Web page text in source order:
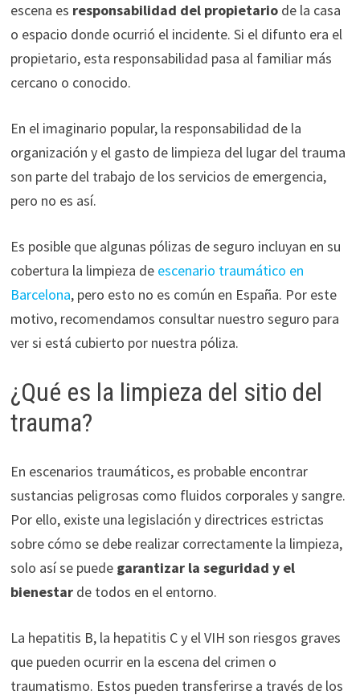
escena es responsabilidad del propietariode la casa
o espacio donde ocurrió el incidente. Si el difunto era el
propietario, esta responsabilidad pasa al familiar más
cercano o conocido.
En el imaginario popular, la responsabilidad de la
organización y el gasto de limpieza del lugar del trauma
son parte del trabajo de los servicios de emergencia,
pero no es así.
Es posible que algunas pólizas de seguro incluyan en su
cobertura la limpieza de escenario traumático en
Barcelona, ​​pero esto no es común en España. Por este
motivo, recomendamos consultar nuestro seguro para
ver si está cubierto por nuestra póliza.
¿Qué es la limpieza del sitio del
trauma?
En escenarios traumáticos, es probable encontrar
sustancias peligrosas como fluidos corporales y sangre.
Por ello, existe una legislación y directrices estrictas
sobre cómo se debe realizar correctamente la limpieza,
solo así se puedegarantizar la seguridad y el
bienestar de todos en el entorno.
La hepatitis B, la hepatitis C y el VIH son riesgos graves
que pueden ocurrir en la escena del crimen o
traumatismo. Estos pueden transferirse a través de los